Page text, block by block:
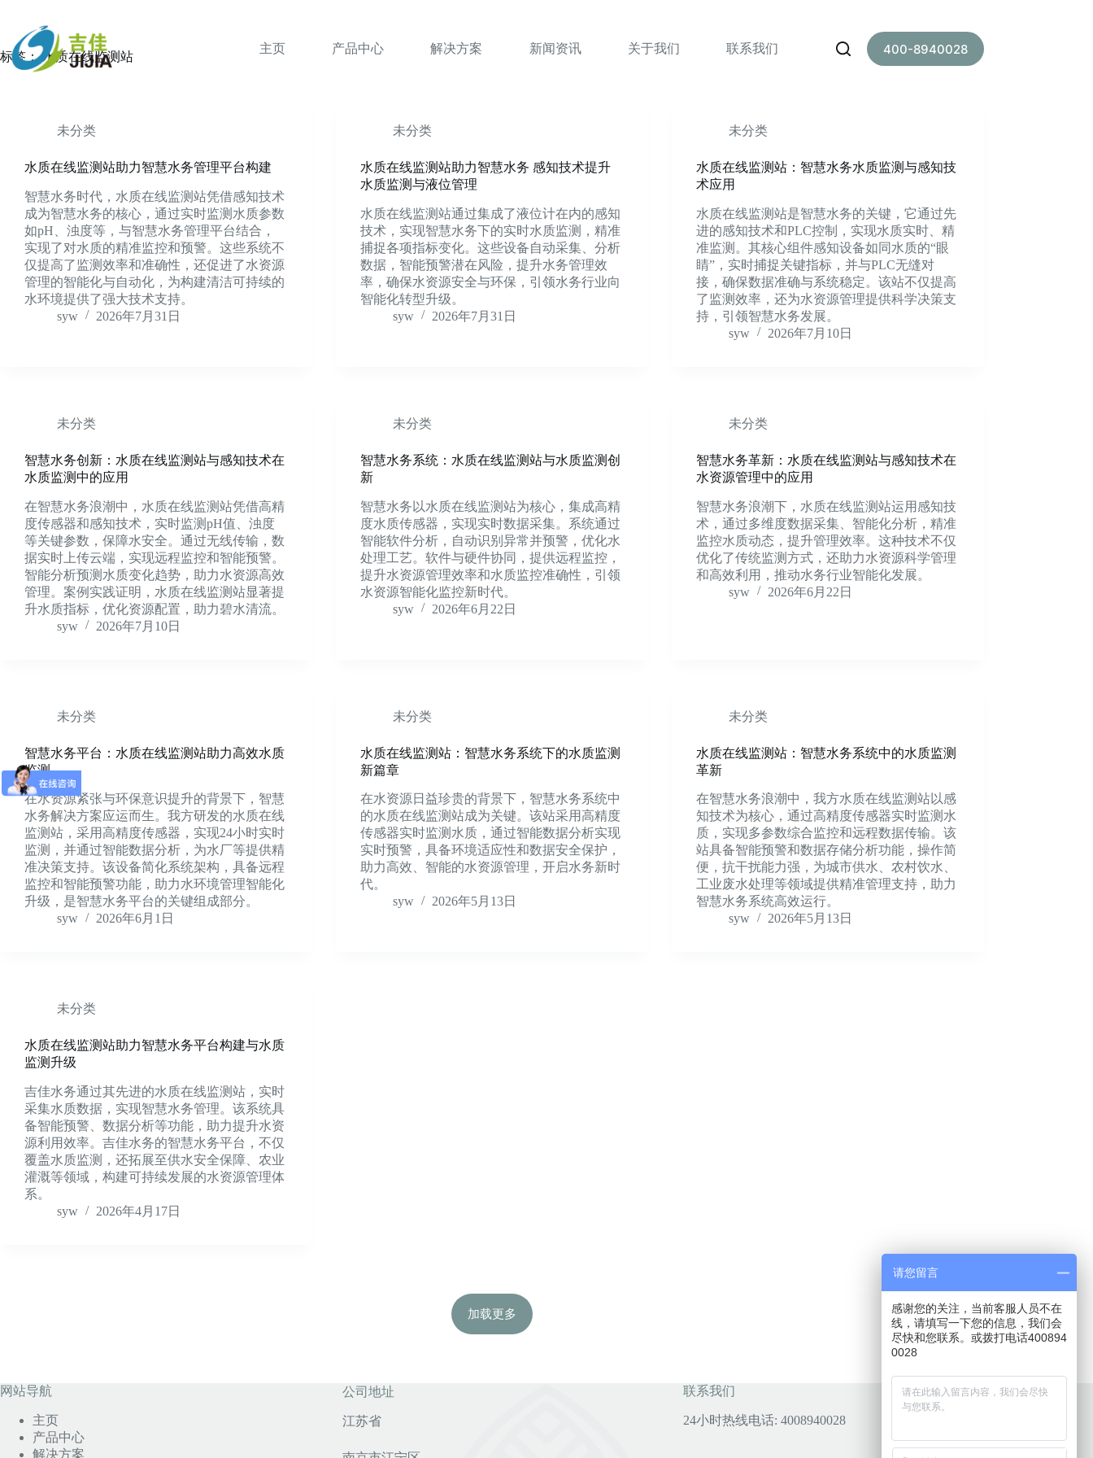
容
主页 产品中心 解决方案 新闻资讯 关于我们 联系我们 400-8940028
标签：水质在线监测站
未分类
水质在线监测站助力智慧水务管理平台构建
智慧水务时代，水质在线监测站凭借感知技术
成为智慧水务的核心，通过实时监测水质参数
如pH、浊度等，与智慧水务管理平台结合，
实现了对水质的精准监控和预警。这些系统不
仅提高了监测效率和准确性，还促进了水资源
管理的智能化与自动化，为构建清洁可持续的
水环境提供了强大技术支持。
syw
2026年7月31日
未分类
水质在线监测站助力智慧水务 感知技术提升
水质监测与液位管理
水质在线监测站通过集成了液位计在内的感知
技术，实现智慧水务下的实时水质监测，精准
捕捉各项指标变化。这些设备自动采集、分析
数据，智能预警潜在风险，提升水务管理效
率，确保水资源安全与环保，引领水务行业向
智能化转型升级。
syw
2026年7月31日
未分类
水质在线监测站：智慧水务水质监测与感知技
术应用
水质在线监测站是智慧水务的关键，它通过先
进的感知技术和PLC控制，实现水质实时、精
准监测。其核心组件感知设备如同水质的“眼
睛”，实时捕捉关键指标，并与PLC无缝对
接，确保数据准确与系统稳定。该站不仅提高
了监测效率，还为水资源管理提供科学决策支
持，引领智慧水务发展。
syw
2026年7月10日
未分类
智慧水务创新：水质在线监测站与感知技术在
水质监测中的应用
在智慧水务浪潮中，水质在线监测站凭借高精
度传感器和感知技术，实时监测pH值、浊度
等关键参数，保障水安全。通过无线传输，数
据实时上传云端，实现远程监控和智能预警。
智能分析预测水质变化趋势，助力水资源高效
管理。案例实践证明，水质在线监测站显著提
升水质指标，优化资源配置，助力碧水清流。
syw
2026年7月10日
未分类
智慧水务系统：水质在线监测站与水质监测创
新
智慧水务以水质在线监测站为核心，集成高精
度水质传感器，实现实时数据采集。系统通过
智能软件分析，自动识别异常并预警，优化水
处理工艺。软件与硬件协同，提供远程监控，
提升水资源管理效率和水质监控准确性，引领
水资源智能化监控新时代。
syw
2026年6月22日
未分类
智慧水务革新：水质在线监测站与感知技术在
水资源管理中的应用
智慧水务浪潮下，水质在线监测站运用感知技
术，通过多维度数据采集、智能化分析，精准
监控水质动态，提升管理效率。这种技术不仅
优化了传统监测方式，还助力水资源科学管理
和高效利用，推动水务行业智能化发展。
syw
2026年6月22日
未分类
智慧水务平台：水质在线监测站助力高效水质
监测
在水资源紧张与环保意识提升的背景下，智慧
水务解决方案应运而生。我方研发的水质在线
监测站，采用高精度传感器，实现24小时实时
监测，并通过智能数据分析，为水厂等提供精
准决策支持。该设备简化系统架构，具备远程
监控和智能预警功能，助力水环境管理智能化
升级，是智慧水务平台的关键组成部分。
syw
2026年6月1日
未分类
水质在线监测站：智慧水务系统下的水质监测
新篇章
在水资源日益珍贵的背景下，智慧水务系统中
的水质在线监测站成为关键。该站采用高精度
传感器实时监测水质，通过智能数据分析实现
实时预警，具备环境适应性和数据安全保护，
助力高效、智能的水资源管理，开启水务新时
代。
syw
2026年5月13日
未分类
水质在线监测站：智慧水务系统中的水质监测
革新
在智慧水务浪潮中，我方水质在线监测站以感
知技术为核心，通过高精度传感器实时监测水
质，实现多参数综合监控和远程数据传输。该
站具备智能预警和数据存储分析功能，操作简
便，抗干扰能力强，为城市供水、农村饮水、
工业废水处理等领域提供精准管理支持，助力
智慧水务系统高效运行。
syw
2026年5月13日
未分类
水质在线监测站助力智慧水务平台构建与水质
监测升级
吉佳水务通过其先进的水质在线监测站，实时
采集水质数据，实现智慧水务管理。该系统具
备智能预警、数据分析等功能，助力提升水资
源利用效率。吉佳水务的智慧水务平台，不仅
覆盖水质监测，还拓展至供水安全保障、农业
灌溉等领域，构建可持续发展的水资源管理体
系。
syw
2026年4月17日
加载更多
网站导航
主页
产品中心
解决方案
公司地址
江苏省
联系我们
24小时热线电话: 4008940028
请您留言
感谢您的关注，当前客服人员不在
线，请填写一下您的信息，我们会
尽快和您联系。或拨打电话400894
0028